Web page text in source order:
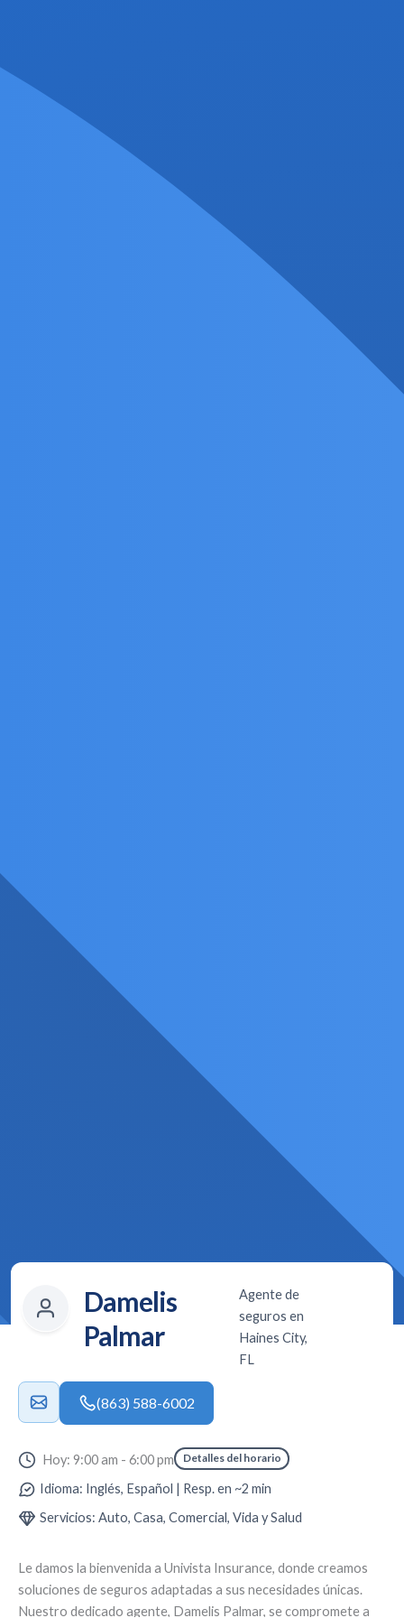
Damelis
Palmar
Agente de
seguros en
Haines City,
FL
(863) 588-6002
Le damos la bienvenida a Univista Insurance, donde creamos
soluciones de seguros adaptadas a sus necesidades únicas.
Nuestro dedicado agente, Damelis Palmar, se compromete a
Hoy: 9:00 am - 6:00 pm Detalles del horario
Idioma: Inglés, Español | Resp. en ~2 min
Servicios: Auto, Casa, Comercial, Vida y Salud